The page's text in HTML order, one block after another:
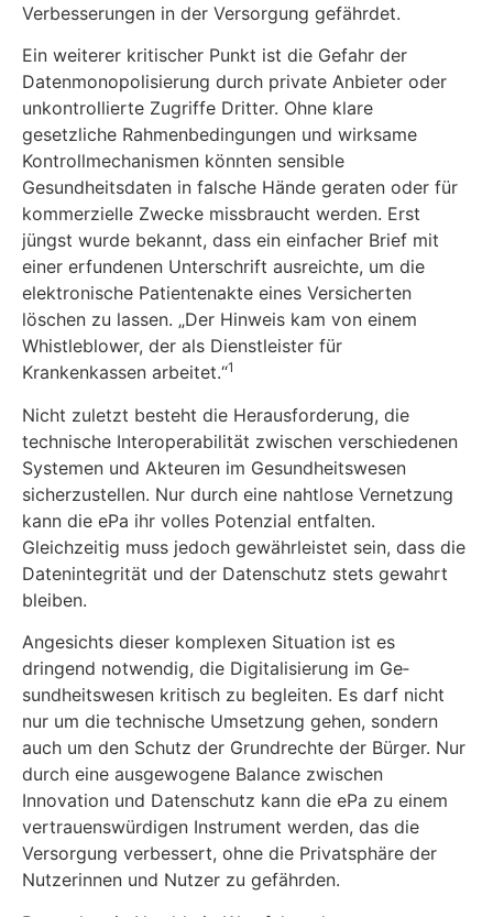
Verbesserungen in der Versorgung gefährdet.
Ein weiterer kritischer Punkt ist die Gefahr der
Datenmonopolisierung durch private Anbieter oder
unkontrollierte Zugriffe Dritter. Ohne klare
gesetzliche Rahmenbedingungen und wirksame
Kontrollmechanismen könnten sensible
Gesundheitsdaten in falsche Hände geraten oder für
kommerzielle Zwecke missbraucht werden. Erst
jüngst wurde bekannt, dass ein ein­facher Brief mit
einer erfundenen Unterschrift ausreichte, um die
elektronische Patientenakte eines Versicherten
löschen zu lassen. „Der Hinweis kam von einem
Whistleblower, der als Dienstleister für
Krankenkassen arbeitet.“1
Nicht zuletzt besteht die Herausforderung, die
technische Interoperabilität zwischen verschie­denen
Systemen und Akteuren im Gesundheitswesen
sicherzustellen. Nur durch eine nahtlose Vernetzung
kann die ePa ihr volles Potenzial entfalten.
Gleichzeitig muss jedoch gewährleistet sein, dass die
Datenintegrität und der Datenschutz stets gewahrt
bleiben.
Angesichts dieser komplexen Situation ist es
dringend notwendig, die Digitalisierung im Ge­
sundheitswesen kritisch zu begleiten. Es darf nicht
nur um die technische Umsetzung gehen, sondern
auch um den Schutz der Grundrechte der Bürger. Nur
durch eine ausgewogene Ba­lance zwischen
Innovation und Datenschutz kann die ePa zu einem
vertrauenswürdigen In­strument werden, das die
Versorgung verbessert, ohne die Privatsphäre der
Nutzerinnen und Nutzer zu gefährden.